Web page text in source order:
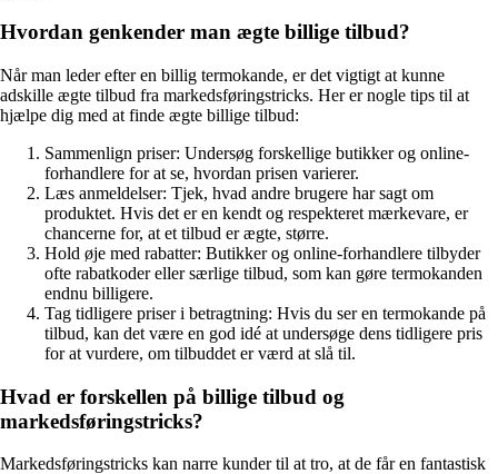
Hvordan genkender man ægte billige tilbud?
Når man leder efter en billig termokande, er det vigtigt at kunne
adskille ægte tilbud fra markedsføringstricks. Her er nogle tips til at
hjælpe dig med at finde ægte billige tilbud:
Sammenlign priser: Undersøg forskellige butikker og online-
forhandlere for at se, hvordan prisen varierer.
Læs anmeldelser: Tjek, hvad andre brugere har sagt om
produktet. Hvis det er en kendt og respekteret mærkevare, er
chancerne for, at et tilbud er ægte, større.
Hold øje med rabatter: Butikker og online-forhandlere tilbyder
ofte rabatkoder eller særlige tilbud, som kan gøre termokanden
endnu billigere.
Tag tidligere priser i betragtning: Hvis du ser en termokande på
tilbud, kan det være en god idé at undersøge dens tidligere pris
for at vurdere, om tilbuddet er værd at slå til.
Hvad er forskellen på billige tilbud og
markedsføringstricks?
Markedsføringstricks kan narre kunder til at tro, at de får en fantastisk